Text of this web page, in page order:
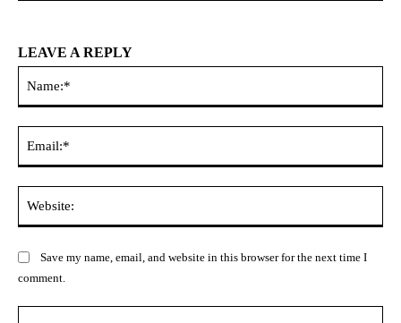
LEAVE A REPLY
Save my name, email, and website in this browser for the next time I
comment.